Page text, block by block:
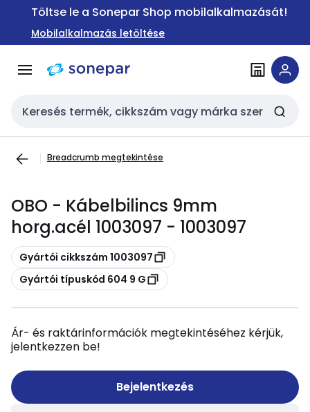
Ugrás a
Ugrás a
tartalomra
Töltse le a Sonepar Shop mobilalkalmazását!
Mobilalkalmazás letöltése
Keresési bemenet
Breadcrumb megtekintése
OBO - Kábelbilincs 9mm
horg.acél 1003097 - 1003097
Másolás
Gyártói cikkszám 1003097
Másolás
Gyártói típuskód 604 9 G
Ár- és raktárinformációk megtekintéséhez kérjük,
jelentkezzen be!
Bejelentkezés